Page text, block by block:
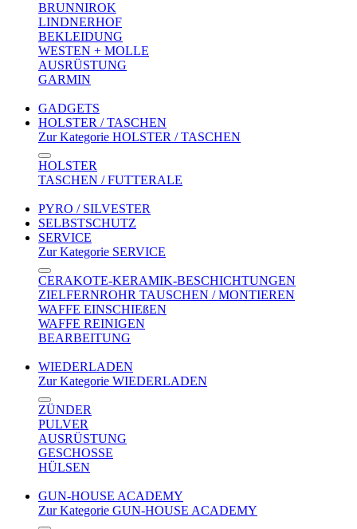
BRUNNIROK
LINDNERHOF
BEKLEIDUNG
WESTEN + MOLLE
AUSRÜSTUNG
GARMIN
GADGETS
HOLSTER / TASCHEN
Zur Kategorie HOLSTER / TASCHEN
HOLSTER
TASCHEN / FUTTERALE
PYRO / SILVESTER
SELBSTSCHUTZ
SERVICE
Zur Kategorie SERVICE
CERAKOTE-KERAMIK-BESCHICHTUNGEN
ZIELFERNROHR TAUSCHEN / MONTIEREN
WAFFE EINSCHIEßEN
WAFFE REINIGEN
BEARBEITUNG
WIEDERLADEN
Zur Kategorie WIEDERLADEN
ZÜNDER
PULVER
AUSRÜSTUNG
GESCHOSSE
HÜLSEN
GUN-HOUSE ACADEMY
Zur Kategorie GUN-HOUSE ACADEMY